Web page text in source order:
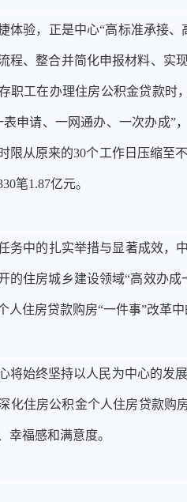
体验，正是中心“高标准承接、
程、整合并简化申报材料、实
职工在办理住房公积金贷款时
申请、一网通办、一次办成”
限从原来的30个工作日压缩至
笔1.87亿元。
务中的扎实举措与显著成效，
的住房城乡建设领域“高效办成
人住房贷款购房“一件事”改革
将始终坚持以人民为中心的发
化住房公积金个人住房贷款购
幸福感和满意度。